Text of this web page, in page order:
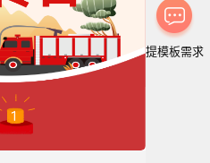
提模板需求